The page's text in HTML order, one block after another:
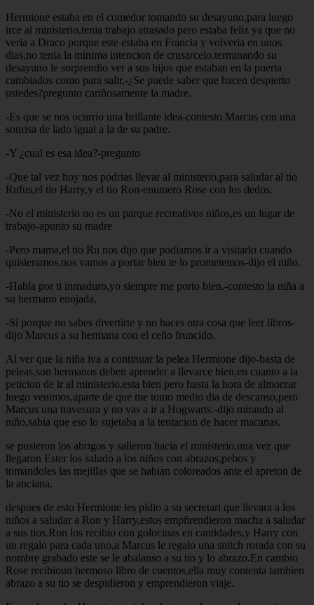
Hermione estaba en el comedor tomando su desayuno,para luego
irce al ministerio,tenia trabajo atrasado pero estaba feliz ya que no
veria a Draco porque este estaba en Francia y volveria en unos
dias,no tenia la minima intencion de crusarcelo.terminando su
desayuno le sorprendio ver a sus hijos que estaban en la puerta
cambiados como para salir,-¿Se puede saber que hacen despierto
ustedes?pregunto cariñosamente la madre.
-Es que se nos ocurrio una brillante idea-contesto Marcus con una
sonrisa de lado igual a la de su padre.
-Y ¿cual es esa idea?-pregunto
-Que tal vez hoy nos podrias llevar al ministerio,para saludar al tio
Rufus,el tio Harry,y el tio Ron-enumero Rose con los dedos.
-No el ministerio no es un parque recreativos niños,es un lugar de
trabajo-apunto su madre
-Pero mama,el tio Ru nos dijo que podiamos ir a visitarlo cuando
quisieramos,nos vamos a portar bien te lo prometemos-dijo el niño.
-Habla por ti inmaduro,yo siempre me porto bien.-contesto la niña a
su hermano enojada.
-Si porque no sabes divertirte y no haces otra cosa que leer libros-
dijo Marcus a su hermana con el ceño fruncido.
Al ver que la niña iva a continuar la pelea Hermione dijo-basta de
peleas,son hermanos deben aprender a llevarce bien,en cuanto a la
peticion de ir al ministerio,esta bien pero hasta la hora de almorzar
luego venimos,aparte de que me tomo medio dia de descanso,pero
Marcus una travesura y no vas a ir a Hogwarts.-dijo mirando al
niño,sabia que eso lo sujetaba a la tentacion de hacer macanas.
se pusieron los abrigos y salieron hacia el ministerio,una vez que
llegaron Ester los saludo a los niños con abrazos,pebos y
tomandoles las mejillas que se habian coloreados ante el apreton de
la anciana.
despues de esto Hermione les pidio a su secretari que llevara a los
niños a saludar a Ron y Harry,estos empñrendieron macha a saludar
a sus tios.Ron los recibio con golocinas en cantidades,y Harry con
un regalo para cada uno,a Marcus le regalo una snitch rorada con su
nombre grabado este se le abalanso a su tio y lo abrazo.En cambio
Rose recibioun hermoso libro de cuentos,ella muy contenta tambien
abrazo a su tio se despidieron y emprendieron viaje.